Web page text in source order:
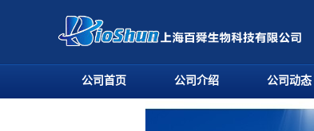
公司首页 公司介绍 公司动态